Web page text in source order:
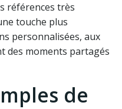
références très
touche plus
personnalisées, aux
des moments partagés
de